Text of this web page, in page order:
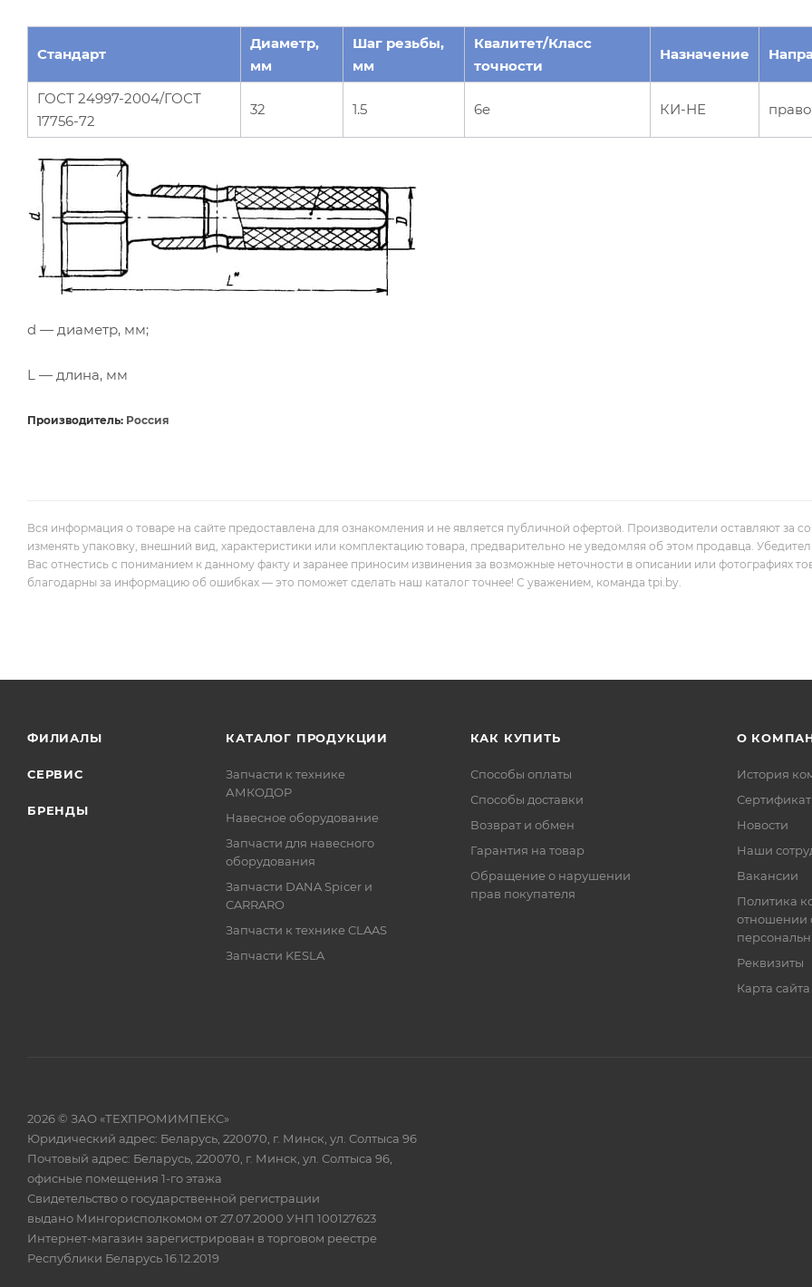
Стандарт
Диаметр,
мм
Шаг резьбы,
мм
Квалитет/Класс
точности
Назначение
ГОСТ 24997-2004/ГОСТ
17756-72
32 1.5 6e КИ-НЕ
d — диаметр, мм;
L — длина, мм
Производитель: Россия
Вся информация о товаре на сайте предоставлена для ознакомления и не является публичной офертой. Производители оставляют за
изменять упаковку, внешний вид, характеристики или комплектацию товара, предварительно не уведомляя об этом продавца.
Вас отнестись с пониманием к данному факту и заранее приносим извинения за возможные неточности в описании или фотографиях
благодарны за информацию об ошибках — это поможет сделать наш каталог точнее! С уважением, команда tpi.by.
ФИЛИАЛЫ
СЕРВИС
БРЕНДЫ
КАТАЛОГ ПРОДУКЦИИ
Запчасти к технике
АМКОДОР
Навесное оборудование
Запчасти для навесного
оборудования
Запчасти DANA Spicer и
CARRARO
Запчасти к технике CLAAS
Запчасти KESLA
КАК КУПИТЬ
Способы оплаты
Способы доставки
Возврат и обмен
Гарантия на товар
Обращение о нарушении
прав покупателя
О
История
Новости
Наши
Вакансии
Политика
отношении
Реквизиты
Карта сайта
2026 © ЗАО «ТЕХПРОМИМПЕКС»
Юридический адрес: Беларусь, 220070, г. Минск, ул. Солтыса 96
Почтовый адрес: Беларусь, 220070, г. Минск, ул. Солтыса 96,
офисные помещения 1-го этажа
Свидетельство о государственной регистрации
выдано Мингорисполкомом от 27.07.2000 УНП 100127623
Интернет-магазин зарегистрирован в торговом реестре
Республики Беларусь 16.12.2019